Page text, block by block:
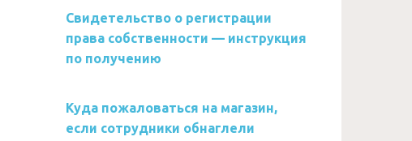
Свидетельство о регистрации
права собственности — инструкция
по получению
Куда пожаловаться на магазин,
если сотрудники обнаглели